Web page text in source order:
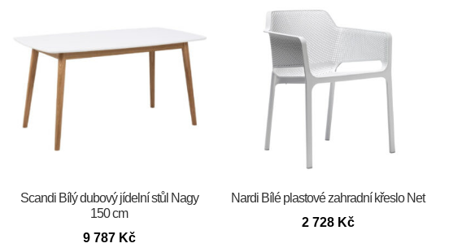
Scandi Bílý dubový jídelní stůl Nagy
150 cm
9 787 Kč
Nardi Bílé plastové zahradní křeslo Net
2 728 Kč